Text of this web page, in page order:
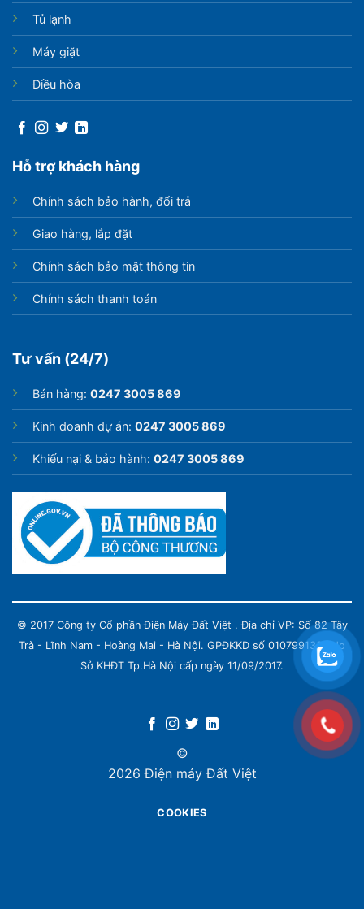
Tủ lạnh
Máy giặt
Điều hòa
Hỗ trợ khách hàng
Chính sách bảo hành, đổi trả
Giao hàng, lắp đặt
Chính sách bảo mật thông tin
Chính sách thanh toán
Tư vấn (24/7)
Bán hàng: 0247 3005 869
Kinh doanh dự án: 0247 3005 869
Khiếu nại & bảo hành: 0247 3005 869
© 2017 Công ty Cổ phần Điện Máy Đất Việt . Địa chỉ VP: Số 82 Tây
Trà - Lĩnh Nam - Hoàng Mai - Hà Nội. GPĐKKD số 0107991339 do
Sở KHĐT Tp.Hà Nội cấp ngày 11/09/2017.
©
2026 Điện máy Đất Việt
COOKIES